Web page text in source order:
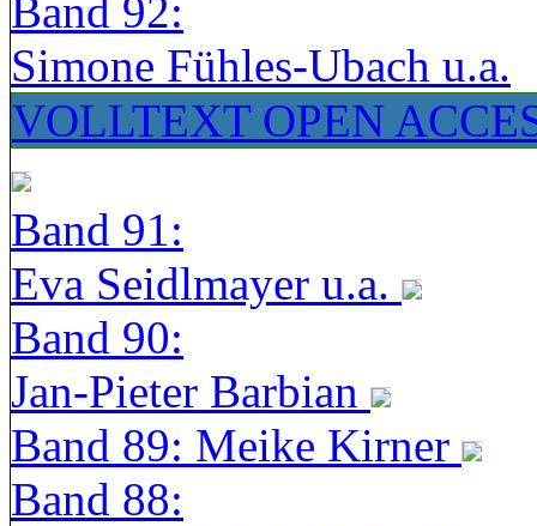
Band 92:
Simone Fühles-Ubach u.a.
VOLLTEXT OPEN
Band 91:
Eva Seidlmayer u.a.
Band 90:
Jan-Pieter Barbian
Band 89: Meike Kirner
Band 88: